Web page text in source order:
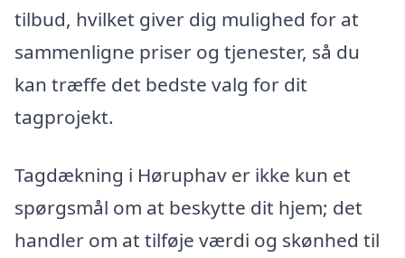
tilbud, hvilket giver dig mulighed for at
sammenligne priser og tjenester, så du
kan træffe det bedste valg for dit
tagprojekt.
Tagdækning i Høruphav er ikke kun et
spørgsmål om at beskytte dit hjem; det
handler om at tilføje værdi og skønhed til